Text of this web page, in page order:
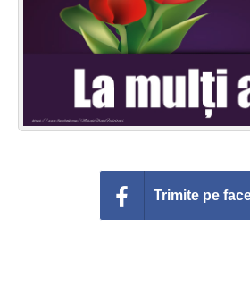
Felicitari zile saptamana
Felicitari muzicale
Felicitari muzicale personalizate
Felicitari animate
Invitatii personalizate
Conecteaza-te
Trimite pe